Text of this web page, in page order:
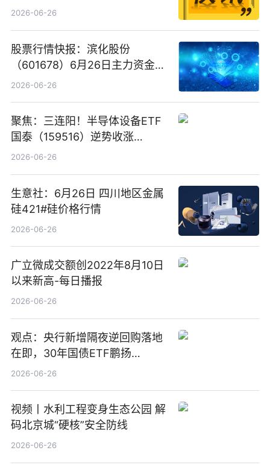
2026-06-26
股票行情快报：滨化股份
（601678）6月26日主力资金净
卖出5964.34万元
2026-06-26
聚焦：三连阳！半导体设备ETF
国泰（159516）逆势收涨
3.5%，近10日累计净流入超65
2026-06-26
生意社：6月26日 四川地区金属
硅421#硅价格行情
2026-06-26
广立微成交额创2022年8月10日
以来新高-每日播报
2026-06-26
观点：央行新增隔夜逆回购落地
在即，30年国债ETF鹏扬
(511090) 盘中小幅上涨
2026-06-26
视频丨水利工程变身生态公园 解
码北京城“硬核”安全防线
2026-06-26